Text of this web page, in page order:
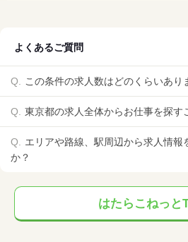
よくあるご質問
この条件の求人数はどのくらいあり
東京都の求人全体からお仕事を探す
エリアや路線、駅周辺から求人情報
か？
はたらこねっと